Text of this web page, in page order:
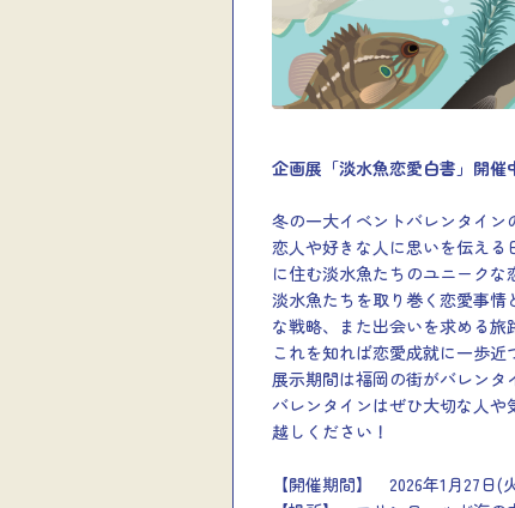
企画展「淡水魚恋愛白書」開
冬の一大イベントバレンタイン
恋人や好きな人に思いを伝え
に住む淡水魚たちのユニークな
淡水魚たちを取り巻く恋愛事
な戦略、また出会いを求める旅
これを知れば恋愛成就に一歩近
展示期間は福岡の街がバレンタ
バレンタインはぜひ大切な人
越しください！
【開催期間】 2026年1月27日(